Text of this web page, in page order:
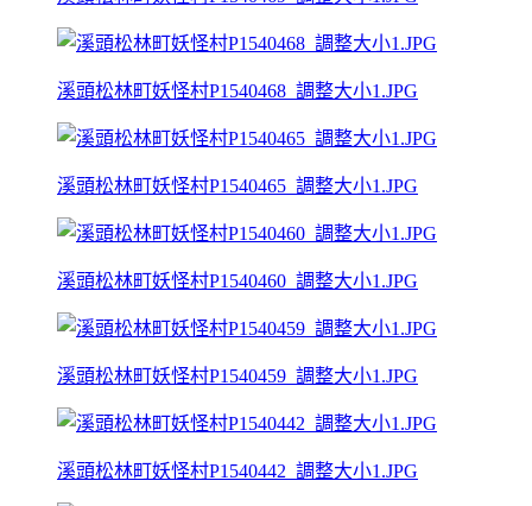
溪頭松林町妖怪村P1540468_調整大小1.JPG
溪頭松林町妖怪村P1540465_調整大小1.JPG
溪頭松林町妖怪村P1540460_調整大小1.JPG
溪頭松林町妖怪村P1540459_調整大小1.JPG
溪頭松林町妖怪村P1540442_調整大小1.JPG